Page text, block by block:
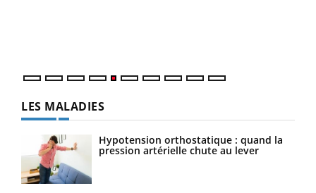
LES MALADIES
Hypotension orthostatique : quand la
pression artérielle chute au lever